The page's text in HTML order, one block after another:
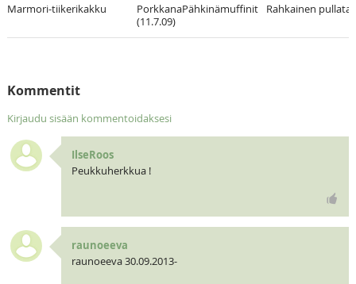
Marmori-tiikerikakku
PorkkanaPähkinämuffinit
(11.7.09)
Rahkainen
Kommentit
Kirjaudu sisään kommentoidaksesi
IlseRoos
Peukkuherkkua !
raunoeeva
raunoeeva 30.09.2013-